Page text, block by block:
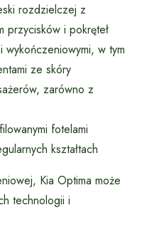
rozdzielczej z
przycisków i pokręteł
wykończeniowymi, w tym
ze skóry
zarówno z
fotelami
kształtach
Kia Optima może
technologii i